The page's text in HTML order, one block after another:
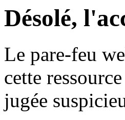
Désolé,
Le pare-feu
cette
jugée